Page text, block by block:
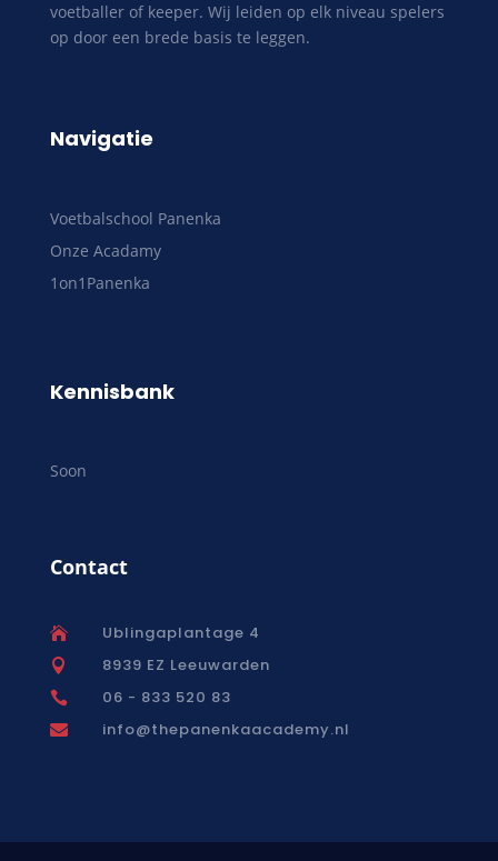
voetballer of keeper. Wij leiden op elk niveau spelers
op door een brede basis te leggen.
Navigatie
Voetbalschool Panenka
Onze Acadamy
1on1Panenka
Kennisbank
Soon
Contact
 Ublingaplantage 4
 8939 EZ Leeuwarden
 06 - 833 520 83
 info@thepanenkaacademy.nl